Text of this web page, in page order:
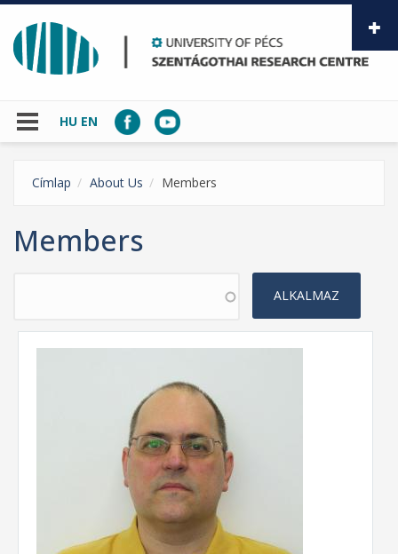
Skip to main content
HU EN
Címlap About Us Members
Members